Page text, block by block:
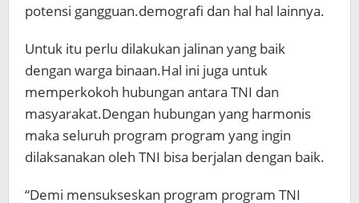
potensi gangguan.demografi dan hal hal lainnya.
Untuk itu perlu dilakukan jalinan yang baik
dengan warga binaan.Hal ini juga untuk
memperkokoh hubungan antara TNI dan
masyarakat.Dengan hubungan yang harmonis
maka seluruh program program yang ingin
dilaksanakan oleh TNI bisa berjalan dengan baik.
“Demi mensukseskan program program TNI